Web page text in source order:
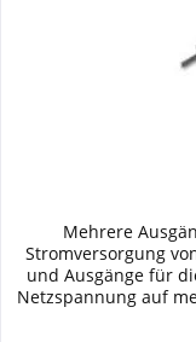
Mehrere
Stromversorgung
und Ausgänge für
Netzspannung auf